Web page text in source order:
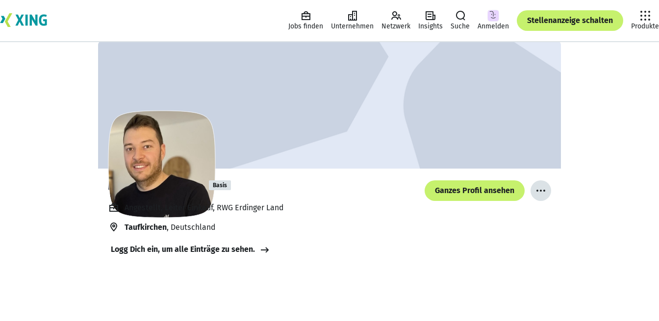
Jobs finden Unternehmen Netzwerk Insights Suche Anmelden
Stellenanzeige schalten
Produkte
Martin Kremser Basis
Ganzes Profil ansehen
Angestellt, Leiter Einkauf, RWG Erdinger Land
Taufkirchen, Deutschland
Logg Dich ein, um alle Einträge zu sehen.